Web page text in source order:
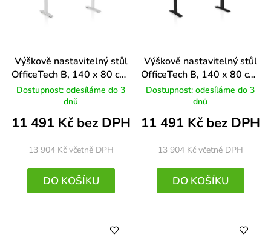
Výškově nastavitelný stůl
OfficeTech B, 140 x 80 cm,
bílá podnož, třešeň
Dostupnost: odesíláme do 3
dnů
11 491 Kč bez DPH
13 904 Kč včetně DPH
DO KOŠÍKU
Výškově nastavitelný stůl
OfficeTech B, 140 x 80 cm,
černá podnož, dub
Dostupnost: odesíláme do 3
dnů
11 491 Kč bez DPH
13 904 Kč včetně DPH
DO KOŠÍKU